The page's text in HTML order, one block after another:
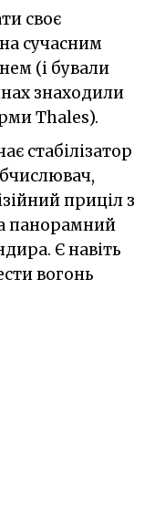
своє
сучасним
(і бували
знаходили
Thales).
стабілізатор
приціл з
панорамний
Є навіть
вогонь